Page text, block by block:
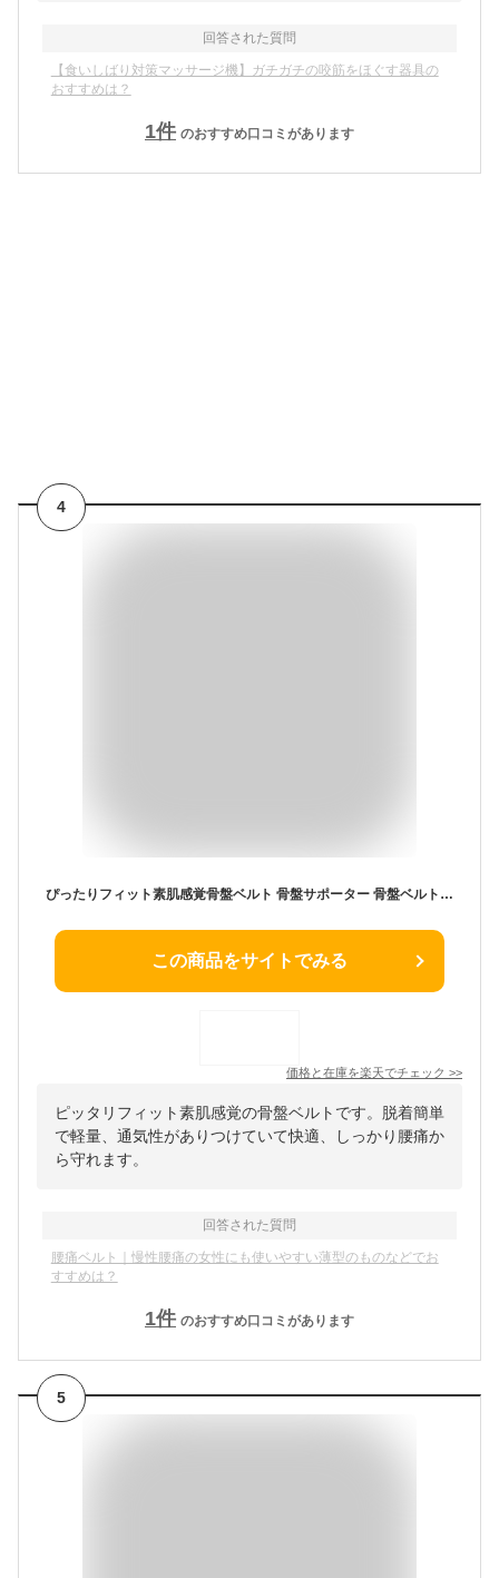
回答された質問
【食いしばり対策マッサージ機】ガチガチの咬筋をほぐす器具の
おすすめは？
1件 のおすすめ口コミがあります
4
ぴったりフィット素肌感覚骨盤ベルト 骨盤サポーター 骨盤ベルト 日本製 補正 素肌 骨盤矯正 薄型 軽量 密着 通気性 着脱簡単 目立たない 響かない 腰ベルト ヒップアップ 腰痛 産前 産後 引き締め 歪み ズレ ベージュ 夏用
この商品をサイトでみる
価格と在庫を楽天でチェック >>
ピッタリフィット素肌感覚の骨盤ベルトです。脱着簡単
で軽量、通気性がありつけていて快適、しっかり腰痛か
ら守れます。
回答された質問
腰痛ベルト｜慢性腰痛の女性にも使いやすい薄型のものなどでお
すすめは？
1件 のおすすめ口コミがあります
5